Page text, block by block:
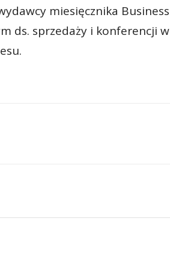
miesięcznika
ds. sprzedaży i konferencji